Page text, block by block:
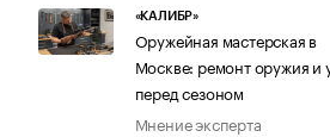
«КАЛИБР»
Оружейная мастерская в
Москве: ремонт оружия и
перед сезоном
Мнение эксперта